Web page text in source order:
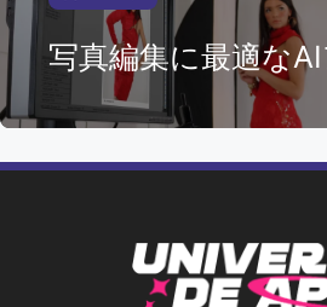
写真編集に最適な